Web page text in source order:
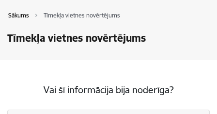
Sākums Tīmekļa vietnes novērtējums
Tīmekļa vietnes novērtējums
Vai šī informācija bija noderīga?